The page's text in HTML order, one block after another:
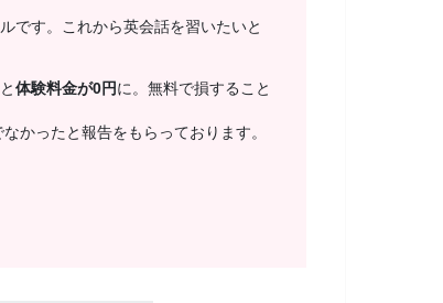
です。これから英会話を習いたいと
体験料金が0円 に。無料で損すること
かったと報告をもらっております。